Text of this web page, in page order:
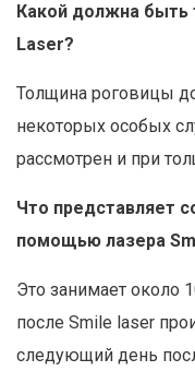
Какой должна быть
Laser?
Толщина роговицы
некоторых особых
рассмотрен и при
Что представляет
помощью лазера
Это занимает около
после Smile laser
следующий день